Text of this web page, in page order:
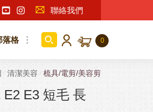
聯絡我們
落格 0
清潔美容 梳具/電剪/美容剪
E3 短毛 長